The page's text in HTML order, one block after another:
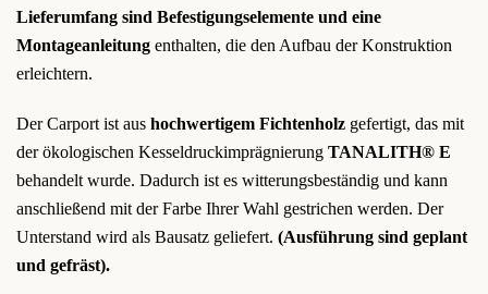
Lieferumfang sind Befestigungselemente und eine
Montageanleitung enthalten, die den Aufbau der Konstruktion
erleichtern.
Der Carport ist aus hochwertigem Fichtenholz gefertigt, das mit
der ökologischen Kesseldruckimprägnierung TANALITH® E
behandelt wurde. Dadurch ist es witterungsbeständig und kann
anschließend mit der Farbe Ihrer Wahl gestrichen werden. Der
Unterstand wird als Bausatz geliefert. (Ausführung sind geplant
und gefräst).